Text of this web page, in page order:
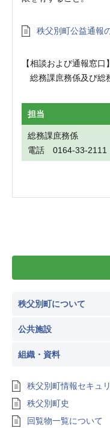
秩父別町公益通報
【相談および通報窓口】
総務課庶務係及び総
担当
総務課庶務係
電話 0164-33-2111
秩父別町について
公共施設
組織・資料
秩父別町情報セキュ
秩父別町史
回覧物一覧について